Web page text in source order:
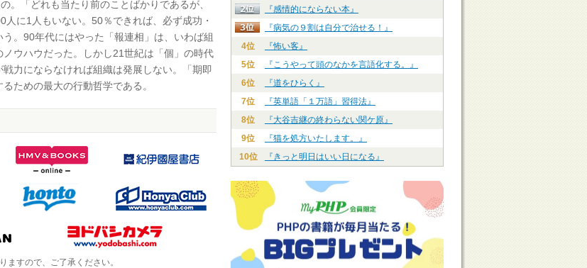
。「どれも当たり前のことばかりであるが、
人に1人もいない。50％できれば、必ず成功・
。90年代にはやった「報連相」は、いわば組
ウハウだった。しかし21世紀は「個」の時代
力にならなければ組織は発展しない。「期即
ための最大の行動哲学である。
すので、ご了承ください。
『感情的にならない本』
『病気の９割は自分で治せる！』
4位
『怖い客』
5位
『こうやって頭のなかを言語化する。』
6位
『道をひらく』
7位
『英単語「１万語」習得法』
8位
『大谷吉継の終わらない関ケ原』
9位
『猫を処方いたします。』
10位
『きっと明日はいい日になる』